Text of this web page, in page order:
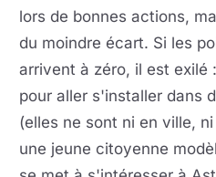
lors de bonnes actions,
du moindre écart. Si les
arrivent à zéro, il est exilé
pour aller s'installer dans
(elles ne sont ni en ville,
une jeune citoyenne